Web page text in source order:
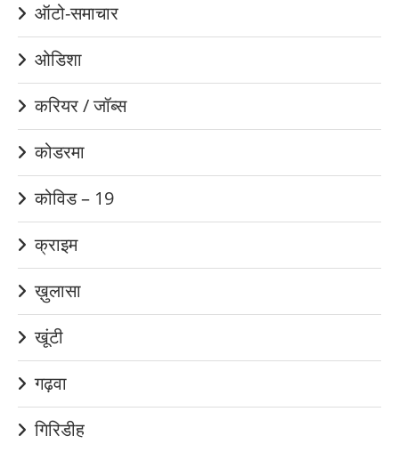
ऑटो-समाचार
ओडिशा
करियर / जॉब्स
कोडरमा
कोविड – 19
क्राइम
ख़ुलासा
खूंटी
गढ़वा
गिरिडीह